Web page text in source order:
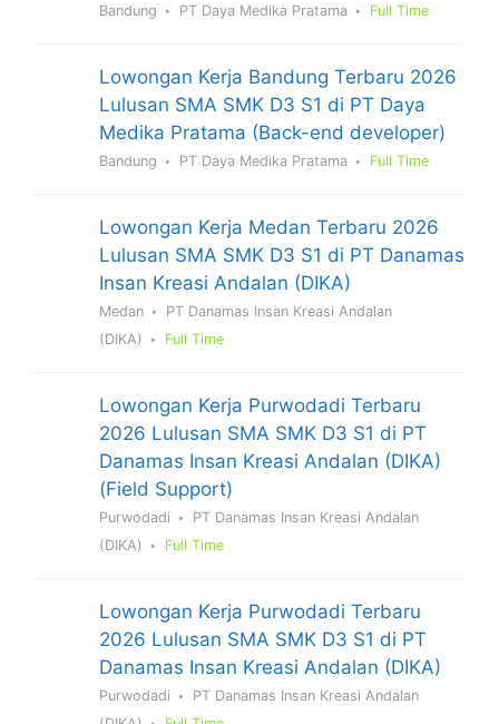
Bandung PT Daya Medika Pratama Full Time
Lowongan Kerja Bandung Terbaru 2026
Lulusan SMA SMK D3 S1 di PT Daya
Medika Pratama (Back-end developer)
Bandung PT Daya Medika Pratama Full Time
Lowongan Kerja Medan Terbaru 2026
Lulusan SMA SMK D3 S1 di PT Danamas
Insan Kreasi Andalan (DIKA)
Medan
PT Danamas Insan Kreasi Andalan
(DIKA)
Full Time
Lowongan Kerja Purwodadi Terbaru
2026 Lulusan SMA SMK D3 S1 di PT
Danamas Insan Kreasi Andalan (DIKA)
(Field Support)
Purwodadi
PT Danamas Insan Kreasi Andalan
(DIKA)
Full Time
Lowongan Kerja Purwodadi Terbaru
2026 Lulusan SMA SMK D3 S1 di PT
Danamas Insan Kreasi Andalan (DIKA)
Purwodadi
PT Danamas Insan Kreasi Andalan